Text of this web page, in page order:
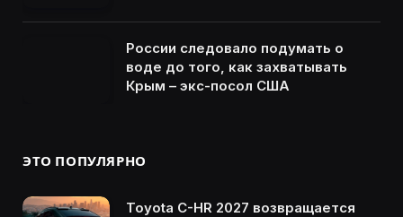
России следовало подумать о
воде до того, как захватывать
Крым – экс-посол США
ЭТО ПОПУЛЯРНО
Toyota C-HR 2027 возвращается